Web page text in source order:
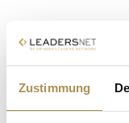
Zustimmung